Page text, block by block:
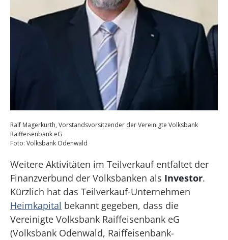
Ralf Magerkurth, Vorstandsvorsitzender der Vereinigte Volksbank
Raiffeisenbank eG
Foto: Volksbank Odenwald
Weitere Aktivitäten im Teilverkauf entfaltet der
Finanzverbund der Volksbanken als Investor.
Kürzlich hat das Teilverkauf-Unternehmen
Heimkapital bekannt gegeben, dass die
Vereinigte Volksbank Raiffeisenbank eG
(Volksbank Odenwald, Raiffeisenbank-